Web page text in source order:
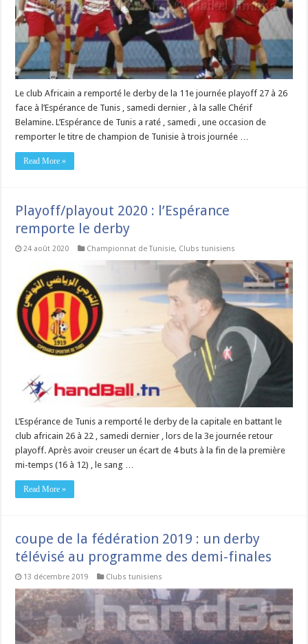
Le club Africain a remporté le derby de la 11e journée playoff 27 à 26
face à l’Espérance de Tunis , samedi dernier , à la salle Chérif
Belamine. L’Espérance de Tunis a raté , samedi , une occasion de
remporter le titre de champion de Tunisie à trois journée …
Read More »
Playoff/playout 2020 : l’Espérance
remporte le derby
24 août 2020 Championnat de Tunisie, Clubs tunisiens
L’Espérance de Tunis a remporté le derby de la capitale en battant le
club africain 26 à 22 , samedi dernier , lors de la 3e journée retour
playoff. Après avoir creuser un écart de 4 buts à la fin de la première
mi-temps (16 à 12) , le sang …
Read More »
coupe de la fédération 2019 : un derby
télévisé au programme des demi-finales
13 décembre 2019 Clubs tunisiens